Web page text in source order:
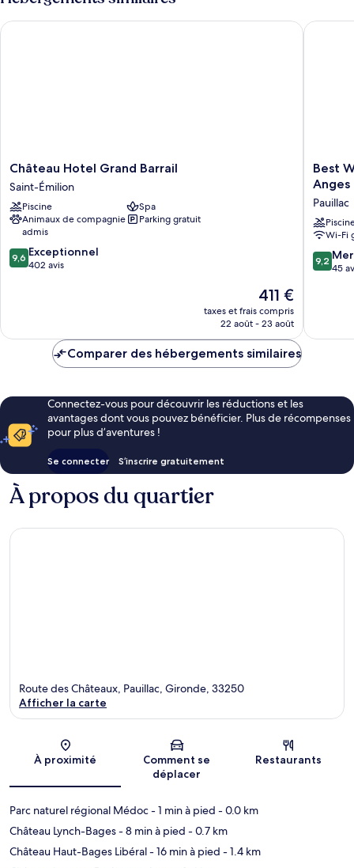
Junior,
terrasse
Suite
Château
Hotel
Grand
Barrail
Saint-
Émilion
Château Hotel Grand Barrail
Saint-Émilion
Piscine
Spa
Animaux de compagnie
admis
Parking gratuit
9.6
sur
9,6 Exceptionnel
402 avis
Le
nouveau
prix
de
411 €
taxes et frais compris
22 août - 23 août
Château Hotel Grand Barrail
Best
Western
Premier
Hotel
des
Vignes
et
des
Best
Anges
Pauillac
Wi-Fi
9.2
sur
9,2
45
Best
Comparer des hébergements similaires
Connectez-vous pour découvrir les réductions et les
avantages dont vous pouvez bénéficier. Plus de récompenses
pour plus d’aventures !
Se connecter S’inscrire gratuitement
À propos du quartier
Carte
Route des Châteaux, Pauillac, Gironde, 33250
Afficher la carte
À proximité
Comment se
déplacer
Restaurants
Parc naturel régional Médoc- 1 min à pied - 0.0 km
Château Lynch-Bages- 8 min à pied - 0.7 km
Château Haut-Bages Libéral- 16 min à pied - 1.4 km